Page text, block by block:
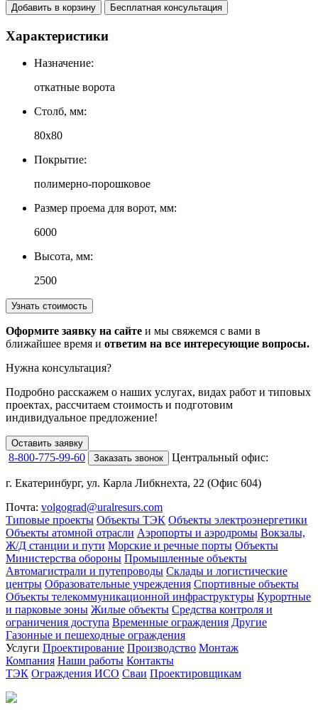
Добавить в корзину Бесплатная консультация
Характеристики
Назначение:
откатные ворота
Столб, мм:
80х80
Покрытие:
полимерно-порошковое
Размер проема для ворот, мм:
6000
Высота, мм:
2500
Узнать стоимость
Оформите заявку на сайте и мы свяжемся с вами в
ближайшее время и ответим на все интересующие вопросы.
Нужна консультация?
Подробно расскажем о наших услугах, видах работ и типовых
проектах, рассчитаем стоимость и подготовим
индивидуальное предложение!
Оставить заявку
8-800-775-99-60 Заказать звонок Центральный офис:
г. Екатеринбург, ул. Карла Либкнехта, 22 (Офис 604)
Почта: volgograd@uralresurs.com
Типовые проекты Объекты ТЭК Объекты электроэнергетики
Объекты атомной отрасли Аэропорты и аэродромы Вокзалы,
Ж/Д станции и пути Морские и речные порты Объекты
Министерства обороны Промышленные объекты
Автомагистрали и путепроводы Склады и логистические
центры Образовательные учреждения Спортивные объекты
Объекты телекоммуникационной инфраструктуры Курортные
и парковые зоны Жилые объекты Средства контроля и
ограничения доступа Временные ограждения Другие
Газонные и пешеходные ограждения
Услуги Проектирование Производство Монтаж
Компания Наши работы Контакты
ТЭК Ограждения ИСО Сваи Проектировщикам